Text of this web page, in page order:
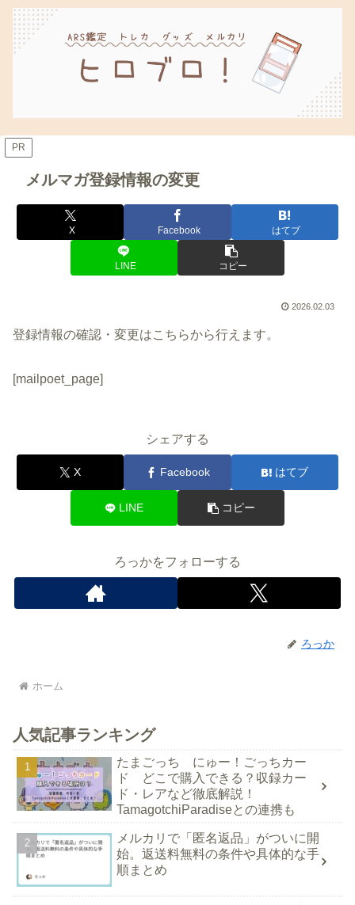
PR
メルマガ登録情報の変更
X Facebook はてブ
LINE コピー
2026.02.03
登録情報の確認・変更はこちらから行えます。
[mailpoet_page]
シェアする
X Facebook はてブ
LINE コピー
ろっかをフォローする
ろっか
ホーム
人気記事ランキング
たまごっち にゅー！ごっちカー
ド どこで購入できる？収録カー
ド・レアなど徹底解説！
TamagotchiParadiseとの連携も
メルカリで「匿名返品」がついに開
始。返送料無料の条件や具体的な手
順まとめ